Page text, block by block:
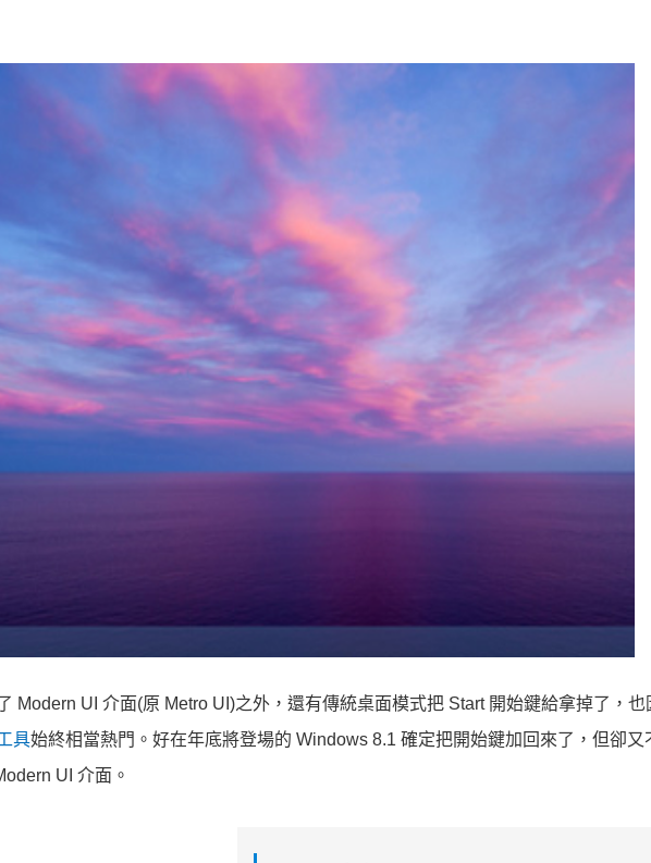
Modern UI 介面(原 Metro UI)之外，還有傳統桌面模式把 Start 開始鍵給拿掉了，也
具始終相當熱門。好在年底將登場的 Windows 8.1 確定把開始鍵加回來了，但卻又
UI 介面。